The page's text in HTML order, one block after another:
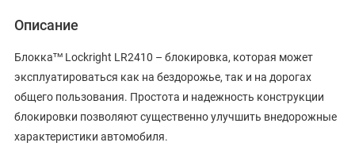
Описание
Блоккатм Lockright LR2410 – блокировка, которая может
эксплуатироваться как на бездорожье, так и на дорогах
общего пользования. Простота и надежность конструкции
блокировки позволяют существенно улучшить внедорожные
характеристики автомобиля.